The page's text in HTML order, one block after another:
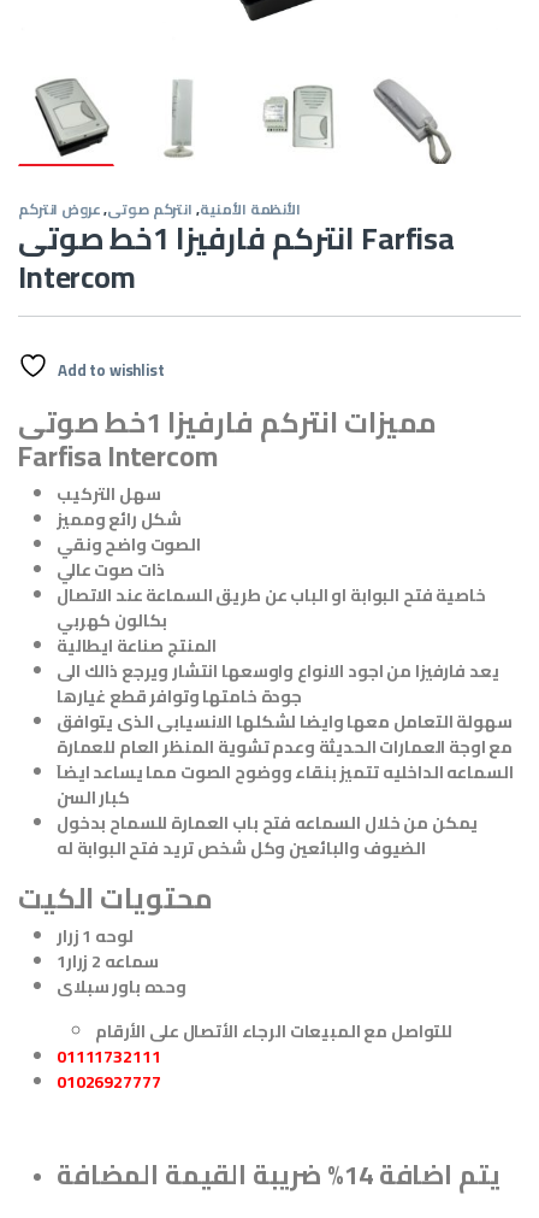
الأنظمة الأمنية,انتركم صوتى,عروض انتركم
انتركم فارفيزا 1خط صوتى Farfisa
Intercom
Add to wishlist
مميزات انتركم فارفيزا 1خط صوتى
Farfisa Intercom
سهل التركيب
شكل رائع ومميز
الصوت واضح ونقي
ذات صوت عالي
خاصية فتح البوابة او الباب عن طريق السماعة عند الاتصال
بكالون كهربي
المنتج صناعة ايطالية
يعد فارفيزا من اجود الانواع واوسعها انتشار ويرجع ذالك الى
سهولة التعامل معها وايضا لشكلها الانسيابى الذى يتوافق
السماعه الداخليه تتميز بنقاء ووضوح الصوت مما يساعد ايضاَ
يمكن من خلال السماعه فتح باب العمارة للسماح بدخول
الضيوف والبائعين وكل شخص تريد فتح البوابة له
محتويات الكيت
لوحه 1 زرار
وحده باور سبلاى
01111732111
01026927777
يتم اضافة 14% ضريبة القيمة المضافة